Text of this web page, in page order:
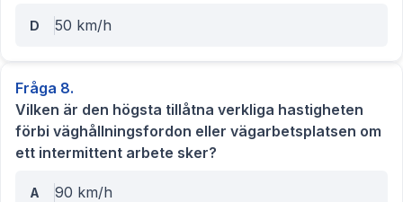
D 50 km/h
Fråga 8.
Vilken är den högsta tillåtna verkliga hastigheten
förbi väghållningsfordon eller vägarbetsplatsen om
ett intermittent arbete sker?
A 90 km/h